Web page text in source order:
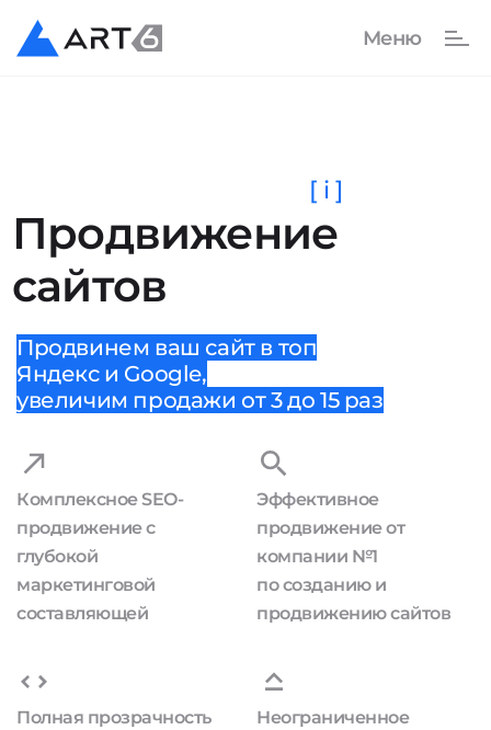
Продвижение
сайтов
[ i ]
Продвинем ваш сайт в топ
Яндекс и Google,
увеличим продажи от 3 до 15 раз
Комплексное SEO-
продвижение с
глубокой
маркетинговой
составляющей
Эффективное
продвижение от
компании №1
по созданию и
продвижению сайтов
Полная прозрачность
Неограниченное